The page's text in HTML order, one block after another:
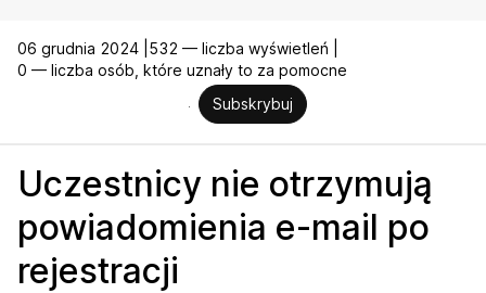
06 grudnia 2024 | 532 — liczba wyświetleń |
0 — liczba osób, które uznały to za pomocne
Subskrybuj
Uczestnicy nie otrzymują
powiadomienia e-mail po
rejestracji